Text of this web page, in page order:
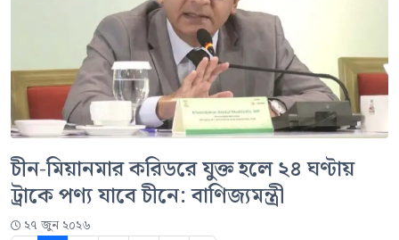
চীন-মিয়ানমার করিডরে যুক্ত হলে ২৪ ঘণ্টায়
ট্রাকে পণ্য যাবে চীনে: বাণিজ্যমন্ত্রী
২৭ জুন ২০২৬